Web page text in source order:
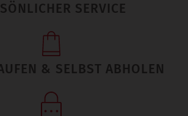
SERVICE
& SELBST ABHOLEN